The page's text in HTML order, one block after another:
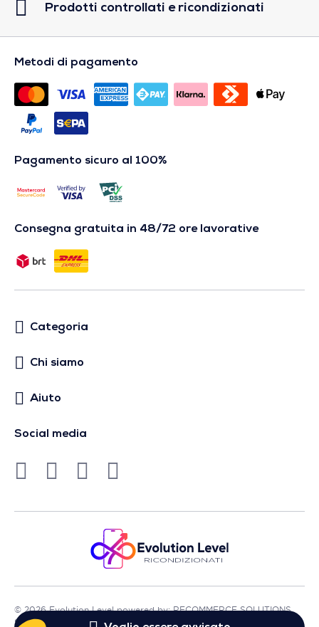
Prodotti controllati e ricondizionati
Metodi di pagamento
Pagamento sicuro al 100%
Consegna gratuita in 48/72 ore lavorative
Categoria
Chi siamo
Aiuto
Social media
© 2026 Evolution Level powered by: RECOMMERCE SOLUTIONS
SA - Sede in Avenue Lénine, 54 - 94250 Gentilly - Francia